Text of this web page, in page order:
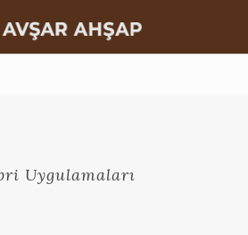
Uygulamaları